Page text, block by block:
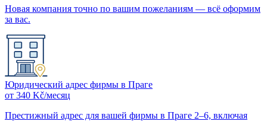
Новая компания точно по вашим пожеланиям — всё оформим
за вас.
Юридический адрес фирмы в Праге
от 340 Kč/месяц
Престижный адрес для вашей фирмы в Праге 2–6, включая